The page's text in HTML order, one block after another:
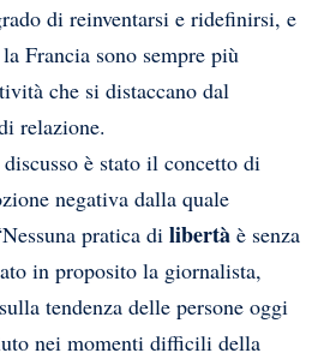
di reinventarsi e ridefinirsi, e
Francia sono sempre più
che si distaccano dal
relazione.
è stato il concetto di
negativa dalla quale
pratica di libertà è senza
in proposito la giornalista,
tendenza delle persone oggi
nei momenti difficili della